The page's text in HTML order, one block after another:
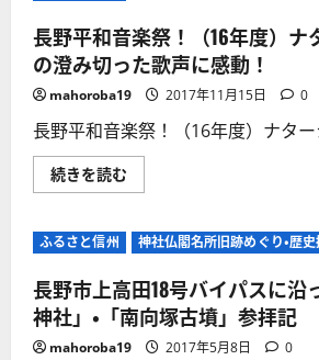
在
で
は
な
御
柱
祭
行
社！
つ
い
て
さ
ら
長
826
ｍ！
道
路・
鉄
道
並
走
国
も
珍
し
橋！
に
つ
て
長野平和音楽祭！（16年度）ナ
の澄み切った歌声に感動！
mahoroba19 2017年11月15日 0
長野平和音楽祭！（16年度）ナター
続きを読む
野
音
楽
（16
年
度）
ナ
タ
ふるさと信州 神社仏閣名所旧跡めぐり・歴
長野市上高田18号バイパスに沿
神社」・「南向塚古墳」参拝記
mahoroba19 2017年5月8日 0